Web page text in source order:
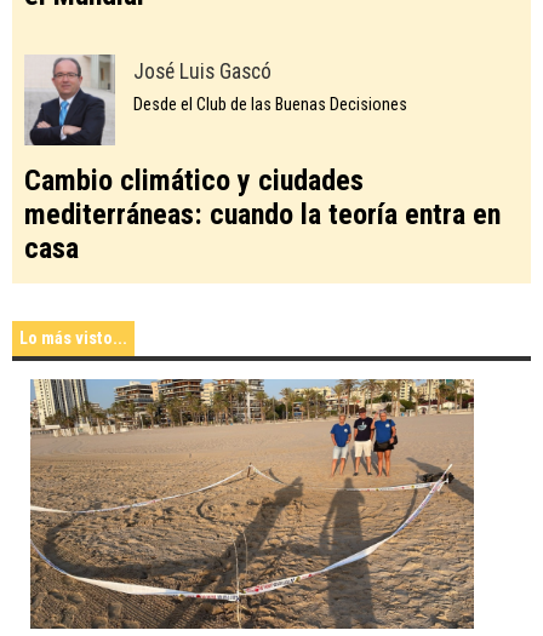
José Luis Gascó
Desde el Club de las Buenas Decisiones
Cambio climático y ciudades
mediterráneas: cuando la teoría entra en
casa
Lo más visto...